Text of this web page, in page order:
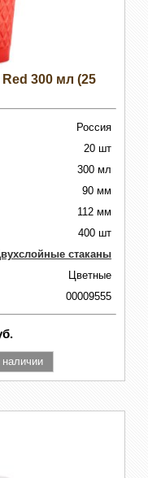
300 мл (25
Россия
20 шт
300 мл
90 мм
112 мм
400 шт
стаканы
Цветные
00009555